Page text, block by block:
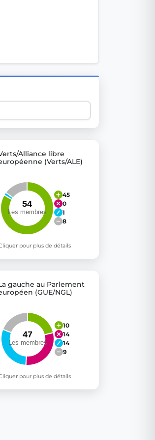
Alliance libre
(Verts/ALE)
45
0
1
8
pour plus de détails
gauche au Parlement
(GUE/NGL)
10
14
14
9
pour plus de détails